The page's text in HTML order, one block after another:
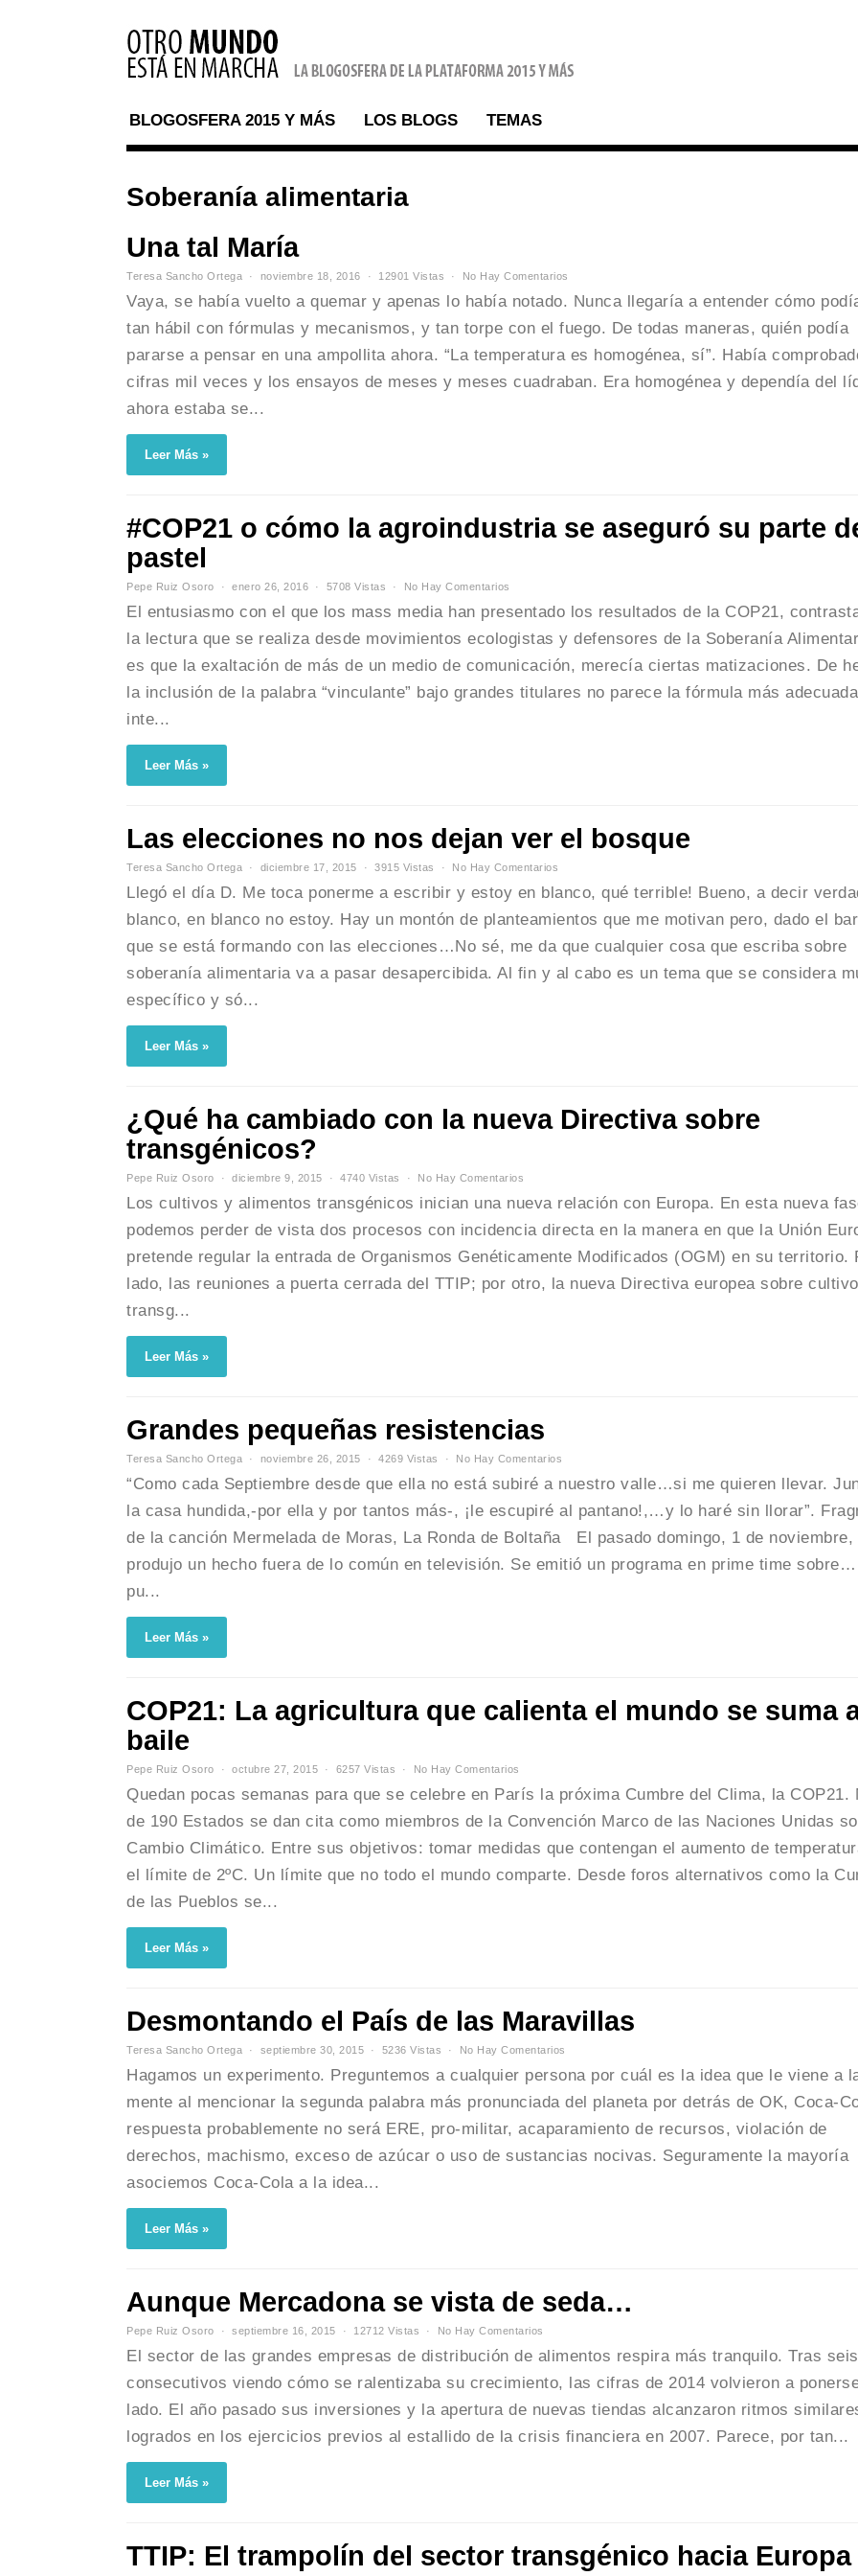
BLOGOSFERA 2015 Y MÁS LOS BLOGS TEMAS
Soberanía alimentaria
Una tal María
Teresa Sancho Ortega noviembre 18, 2016 12901 Vistas No Hay Comentarios
Vaya, se había vuelto a quemar y apenas lo había notado. Nunca llegaría a entender cómo
tan hábil con fórmulas y mecanismos, y tan torpe con el fuego. De todas maneras, quién podía
pararse a pensar en una ampollita ahora. “La temperatura es homogénea, sí”. Había
cifras mil veces y los ensayos de meses y meses cuadraban. Era homogénea y dependía del
ahora estaba se...
Leer Más »
#COP21 o cómo la agroindustria se aseguró su parte
pastel
Pepe Ruiz Osoro enero 26, 2016 5708 Vistas No Hay Comentarios
El entusiasmo con el que los mass media han presentado los resultados de la COP21,
la lectura que se realiza desde movimientos ecologistas y defensores de la Soberanía
es que la exaltación de más de un medio de comunicación, merecía ciertas matizaciones. De
la inclusión de la palabra “vinculante” bajo grandes titulares no parece la fórmula más
inte...
Leer Más »
Las elecciones no nos dejan ver el bosque
Teresa Sancho Ortega diciembre 17, 2015 3915 Vistas No Hay Comentarios
Llegó el día D. Me toca ponerme a escribir y estoy en blanco, qué terrible! Bueno, a decir
blanco, en blanco no estoy. Hay un montón de planteamientos que me motivan pero, dado el
que se está formando con las elecciones…No sé, me da que cualquier cosa que escriba sobre
soberanía alimentaria va a pasar desapercibida. Al fin y al cabo es un tema que se considera
específico y só...
Leer Más »
¿Qué ha cambiado con la nueva Directiva sobre
transgénicos?
Pepe Ruiz Osoro diciembre 9, 2015 4740 Vistas No Hay Comentarios
Los cultivos y alimentos transgénicos inician una nueva relación con Europa. En esta nueva
podemos perder de vista dos procesos con incidencia directa en la manera en que la Unión
pretende regular la entrada de Organismos Genéticamente Modificados (OGM) en su territorio.
lado, las reuniones a puerta cerrada del TTIP; por otro, la nueva Directiva europea sobre
transg...
Leer Más »
Grandes pequeñas resistencias
Teresa Sancho Ortega noviembre 26, 2015 4269 Vistas No Hay Comentarios
“Como cada Septiembre desde que ella no está subiré a nuestro valle…si me quieren llevar.
la casa hundida,-por ella y por tantos más-, ¡le escupiré al pantano!,…y lo haré sin llorar”.
de la canción Mermelada de Moras, La Ronda de Boltaña El pasado domingo, 1 de noviembre,
produjo un hecho fuera de lo común en televisión. Se emitió un programa en prime time sobre…
pu...
Leer Más »
COP21: La agricultura que calienta el mundo se suma
baile
Pepe Ruiz Osoro octubre 27, 2015 6257 Vistas No Hay Comentarios
Quedan pocas semanas para que se celebre en París la próxima Cumbre del Clima, la COP21.
de 190 Estados se dan cita como miembros de la Convención Marco de las Naciones Unidas
Cambio Climático. Entre sus objetivos: tomar medidas que contengan el aumento de
el límite de 2ºC. Un límite que no todo el mundo comparte. Desde foros alternativos como la
de las Pueblos se...
Leer Más »
Desmontando el País de las Maravillas
Teresa Sancho Ortega septiembre 30, 2015 5236 Vistas No Hay Comentarios
Hagamos un experimento. Preguntemos a cualquier persona por cuál es la idea que le viene a
mente al mencionar la segunda palabra más pronunciada del planeta por detrás de OK, Coca-
respuesta probablemente no será ERE, pro-militar, acaparamiento de recursos, violación de
derechos, machismo, exceso de azúcar o uso de sustancias nocivas. Seguramente la mayoría
asociemos Coca-Cola a la idea...
Leer Más »
Aunque Mercadona se vista de seda…
Pepe Ruiz Osoro septiembre 16, 2015 12712 Vistas No Hay Comentarios
El sector de las grandes empresas de distribución de alimentos respira más tranquilo. Tras
consecutivos viendo cómo se ralentizaba su crecimiento, las cifras de 2014 volvieron a
lado. El año pasado sus inversiones y la apertura de nuevas tiendas alcanzaron ritmos
logrados en los ejercicios previos al estallido de la crisis financiera en 2007. Parece, por tan...
Leer Más »
TTIP: El trampolín del sector transgénico hacia Europa